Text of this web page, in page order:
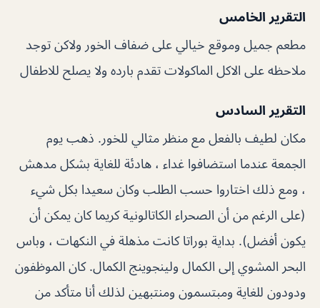
التقرير الخامس
مطعم جميل وموقع خيالي على ضفاف الخور ولاكن توجد
ملاحظه على الاكل الماكولات تقدم بارده ولا يصلح للاطفال
التقرير السادس
مكان لطيف بالفعل مع منظر مثالي للخور. ذهب يوم
الجمعة عندما استضافوا غداء ، هادئة للغاية بشكل مدهش
، ومع ذلك اختاروا حسب الطلب وكان سعيدا بكل شيء
(على الرغم من أن الصحراء الكاتالونية كريما كان يمكن أن
يكون أفضل). بداية بوراتا كانت مذهلة في النكهات ، وباس
البحر المشوي إلى الكمال ولينجوينج الكمال. كان الموظفون
ودودون للغاية ومبتسمون ومنتبهين لذلك أنا متأكد من